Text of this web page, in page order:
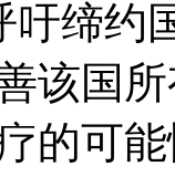
吁缔约
该国
的可